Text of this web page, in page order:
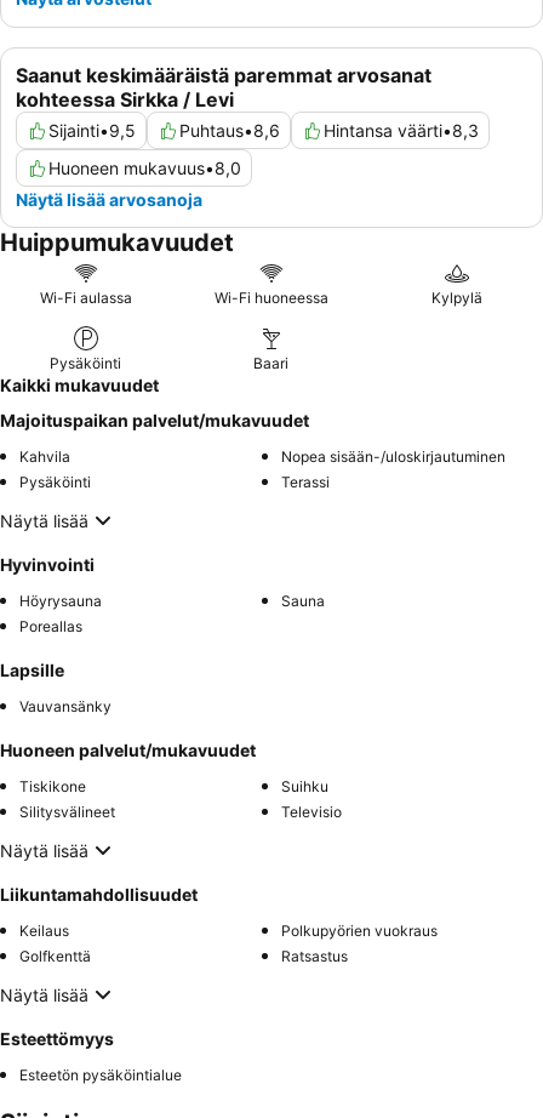
Saanut keskimääräistä paremmat arvosanat
kohteessa Sirkka / Levi
Sijainti•9,5 Puhtaus•8,6 Hintansa väärti•8,3
Huoneen mukavuus•8,0
Näytä lisää arvosanoja
Huippumukavuudet
Wi-Fi aulassa Wi-Fi huoneessa Kylpylä
Pysäköinti Baari
Kaikki mukavuudet
Majoituspaikan palvelut/mukavuudet
Kahvila
Nopea sisään-/uloskirjautuminen
Pysäköinti
Terassi
Näytä lisää
Hyvinvointi
Höyrysauna
Sauna
Poreallas
Lapsille
Vauvansänky
Huoneen palvelut/mukavuudet
Tiskikone
Suihku
Silitysvälineet
Televisio
Näytä lisää
Liikuntamahdollisuudet
Keilaus
Polkupyörien vuokraus
Golfkenttä
Ratsastus
Näytä lisää
Esteettömyys
Esteetön pysäköintialue